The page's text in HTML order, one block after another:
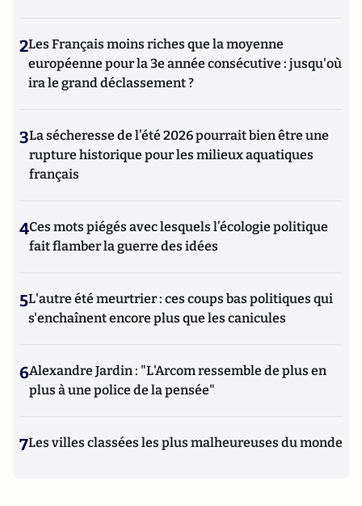
2Les Français moins riches que la moyenne
européenne pour la 3e année consécutive : jusqu'où
ira le grand déclassement ?
3La sécheresse de l’été 2026 pourrait bien être une
rupture historique pour les milieux aquatiques
français
4Ces mots piégés avec lesquels l’écologie politique
fait flamber la guerre des idées
5L'autre été meurtrier : ces coups bas politiques qui
s'enchaînent encore plus que les canicules
6Alexandre Jardin : "L'Arcom ressemble de plus en
plus à une police de la pensée"
7Les villes classées les plus malheureuses du monde